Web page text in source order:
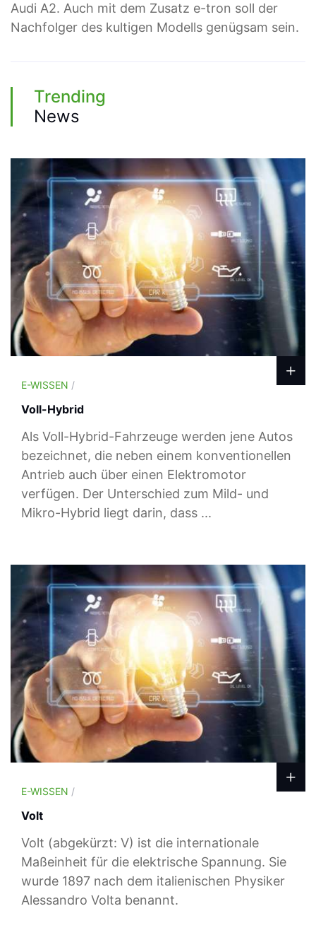
Audi A2. Auch mit dem Zusatz e-tron soll der
Nachfolger des kultigen Modells genügsam sein.
Trending
News
E-WISSEN /
Voll-Hybrid
Als Voll-Hybrid-Fahrzeuge werden jene Autos
bezeichnet, die neben einem konventionellen
Antrieb auch über einen Elektromotor
verfügen. Der Unterschied zum Mild- und
Mikro-Hybrid liegt darin, dass ...
E-WISSEN /
Volt
Volt (abgekürzt: V) ist die internationale
Maßeinheit für die elektrische Spannung. Sie
wurde 1897 nach dem italienischen Physiker
Alessandro Volta benannt.